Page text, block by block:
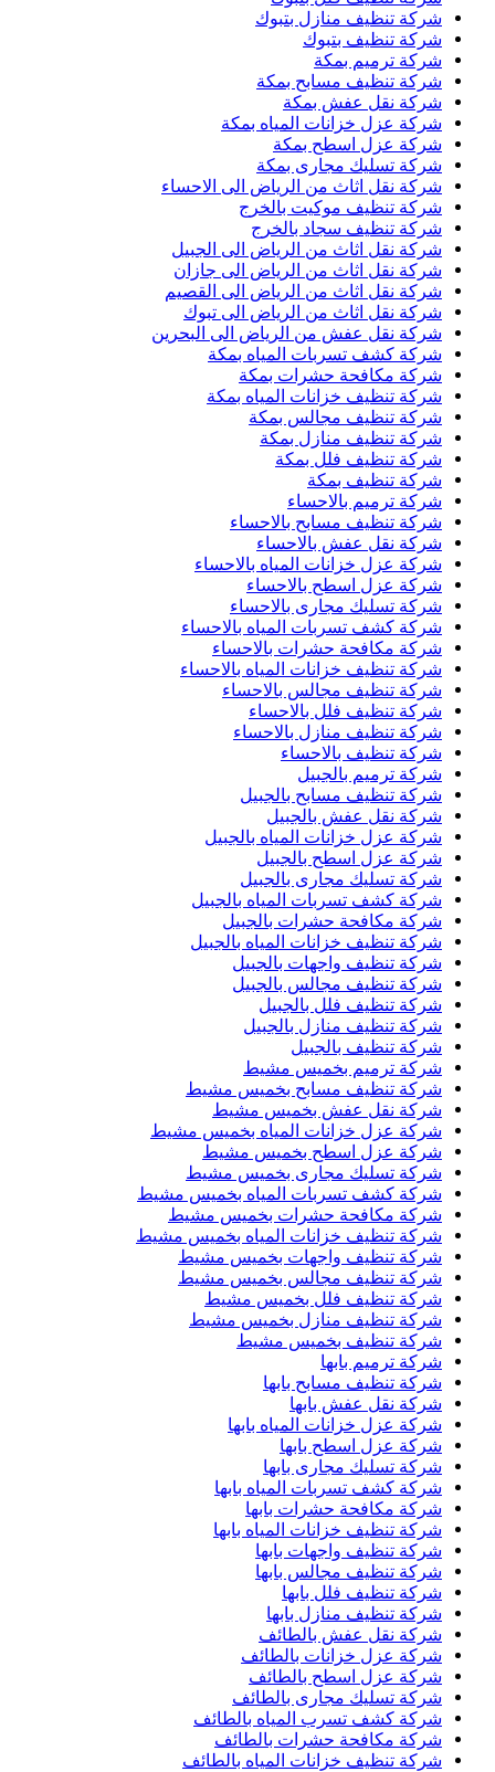
شركة تنظيف منازل بتبوك
شركة تنظيف بتبوك
شركة ترميم بمكة
شركة تنظيف مسابح بمكة
شركة نقل عفش بمكة
شركة عزل خزانات المياه بمكة
شركة عزل اسطح بمكة
شركة تسليك مجارى بمكة
شركة نقل اثاث من الرياض الى الاحساء
شركة تنظيف موكيت بالخرج
شركة تنظيف سجاد بالخرج
شركة نقل اثاث من الرياض الى الجبيل
شركة نقل اثاث من الرياض الى جازان
شركة نقل اثاث من الرياض الى القصيم
شركة نقل اثاث من الرياض الى تبوك
شركة نقل عفش من الرياض الى البحرين
شركة كشف تسربات المياه بمكة
شركة مكافحة حشرات بمكة
شركة تنظيف خزانات المياه بمكة
شركة تنظيف مجالس بمكة
شركة تنظيف منازل بمكة
شركة تنظيف فلل بمكة
شركة تنظيف بمكة
شركة ترميم بالاحساء
شركة تنظيف مسابح بالاحساء
شركة نقل عفش بالاحساء
شركة عزل خزانات المياه بالاحساء
شركة عزل اسطح بالاحساء
شركة تسليك مجارى بالاحساء
شركة كشف تسربات المياه بالاحساء
شركة مكافحة حشرات بالاحساء
شركة تنظيف خزانات المياه بالاحساء
شركة تنظيف مجالس بالاحساء
شركة تنظيف فلل بالاحساء
شركة تنظيف منازل بالاحساء
شركة تنظيف بالاحساء
شركة ترميم بالجبيل
شركة تنظيف مسابح بالجبيل
شركة نقل عفش بالجبيل
شركة عزل خزانات المياه بالجبيل
شركة عزل اسطح بالجبيل
شركة تسليك مجارى بالجبيل
شركة كشف تسربات المياه بالجبيل
شركة مكافحة حشرات بالجبيل
شركة تنظيف خزانات المياه بالجبيل
شركة تنظيف واجهات بالجبيل
شركة تنظيف مجالس بالجبيل
شركة تنظيف فلل بالجبيل
شركة تنظيف منازل بالجبيل
شركة تنظيف بالجبيل
شركة ترميم بخميس مشيط
شركة تنظيف مسابح بخميس مشيط
شركة نقل عفش بخميس مشيط
شركة عزل خزانات المياه بخميس مشيط
شركة عزل اسطح بخميس مشيط
شركة تسليك مجارى بخميس مشيط
شركة كشف تسربات المياه بخميس مشيط
شركة مكافحة حشرات بخميس مشيط
شركة تنظيف خزانات المياه بخميس مشيط
شركة تنظيف واجهات بخميس مشيط
شركة تنظيف مجالس بخميس مشيط
شركة تنظيف فلل بخميس مشيط
شركة تنظيف منازل بخميس مشيط
شركة تنظيف بخميس مشيط
شركة ترميم بابها
شركة تنظيف مسابح بابها
شركة نقل عفش بابها
شركة عزل خزانات المياه بابها
شركة عزل اسطح بابها
شركة تسليك مجارى بابها
شركة كشف تسربات المياه بابها
شركة مكافحة حشرات بابها
شركة تنظيف خزانات المياه بابها
شركة تنظيف واجهات بابها
شركة تنظيف مجالس بابها
شركة تنظيف فلل بابها
شركة تنظيف منازل بابها
شركة نقل عفش بالطائف
شركة عزل خزانات بالطائف
شركة عزل اسطح بالطائف
شركة تسليك مجارى بالطائف
شركة كشف تسرب المياه بالطائف
شركة مكافحة حشرات بالطائف
شركة تنظيف خزانات المياه بالطائف